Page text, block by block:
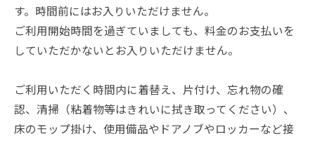
す。時間前にはお入りいただけません。
ご利用開始時間を過ぎていましても、料金のお支払いを
していただかないとお入りいただけません。
ご利用いただく時間内に着替え、片付け、忘れ物の確
認、清掃（粘着物等はきれいに拭き取ってください）、
床のモップ掛け、使用備品やドアノブやロッカーなど接